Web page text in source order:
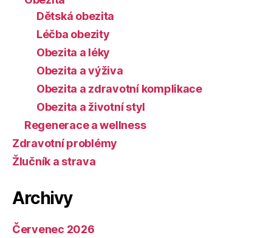
Dětská obezita
Léčba obezity
Obezita a léky
Obezita a výživa
Obezita a zdravotní komplikace
Obezita a životní styl
Regenerace a wellness
Zdravotní problémy
Žlučník a strava
Archivy
Červenec 2026